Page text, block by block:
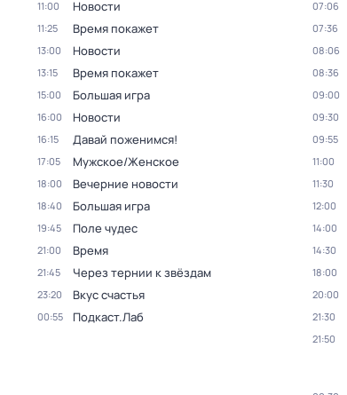
11:00 Новости
11:25 Время покажет
13:00 Новости
13:15 Время покажет
15:00 Большая игра
16:00 Новости
16:15 Давай поженимся!
17:05 Мужское/Женское
18:00 Вечерние новости
18:40 Большая игра
19:45 Поле чудес
21:00 Время
21:45 Через тернии к звёздам
23:20 Вкус счастья
00:55 Подкаст.Лаб
07:06
07:36
08:06
08:36
09:00
09:30
09:55
11:00
11:30
12:00
14:00
14:30
18:00
20:00
21:30
21:50